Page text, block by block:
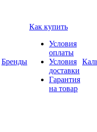
Бренды
Как купить
Условия
оплаты
Условия
доставки
Гарантия
на товар